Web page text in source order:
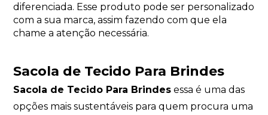
diferenciada. Esse produto pode ser personalizado
com a sua marca, assim fazendo com que ela
chame a atenção necessária.
Sacola de Tecido Para Brindes
Sacola de Tecido Para Brindes essa é uma das
opções mais sustentáveis para quem procura uma